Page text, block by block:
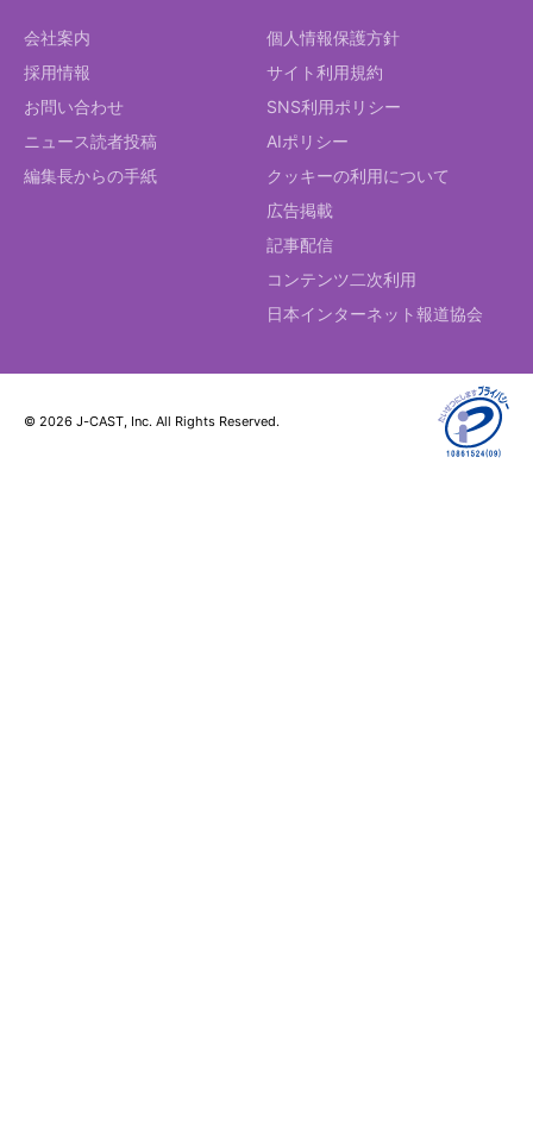
会社案内
採用情報
お問い合わせ
ニュース読者投稿
編集長からの手紙
個人情報保護方針
サイト利用規約
SNS利用ポリシー
AIポリシー
クッキーの利用について
広告掲載
記事配信
コンテンツ二次利用
日本インターネット報道協会
© 2026 J-CAST, Inc. All Rights Reserved.